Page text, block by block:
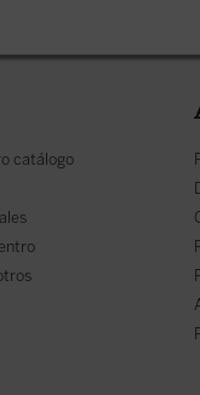
catálogo